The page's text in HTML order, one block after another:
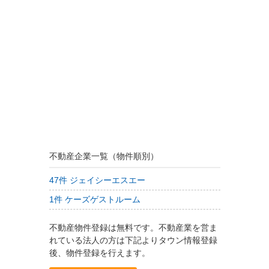
不動産企業一覧（物件順別）
47件 ジェイシーエスエー
1件 ケーズゲストルーム
不動産物件登録は無料です。不動産業を営ま
れている法人の方は下記よりタウン情報登録
後、物件登録を行えます。